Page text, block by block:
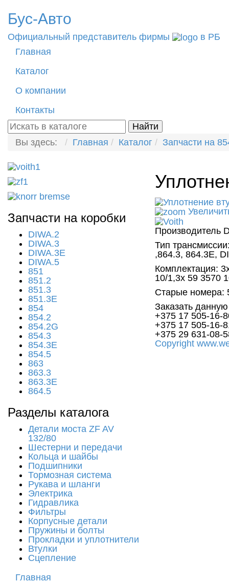
Бус-Авто
Официальный представитель фирмы
в РБ
Главная
Каталог
О компании
Контакты
Вы здесь: Главная Каталог Запчасти на
Запчасти на коробки
DIWA.2
DIWA.3
DIWA.3E
DIWA.5
851
851.2
851.3
851.3E
854
854.2
854.2G
854.3
854.3E
854.5
863
863.3
863.3E
864.5
Разделы каталога
Детали моста ZF AV
132/80
Шестерни и передачи
Кольца и шайбы
Подшипники
Тормозная система
Рукава и шланги
Электрика
Гидравлика
Фильтры
Корпусные детали
Пружины и болты
Прокладки и уплотнители
Втулки
Сцепление
Производитель
Тип
,864.3, 864.3E,
Комплектация:
10/1,3x 59 3570
Старые номера:
Заказать
+375 17505-16-
+375 17505-16-
+375 29631-08-
Copyright
Главная